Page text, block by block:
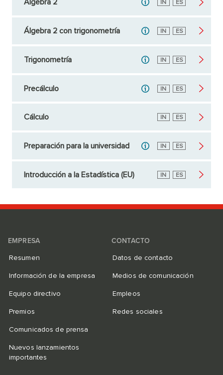
Álgebra 2 Inglés
IN Español
ES
Álgebra 2 con trigonometría Inglés
IN Español
ES
Trigonometría Inglés
IN Español
ES
Precálculo Inglés
IN Español
ES
Cálculo Inglés
IN Español
ES
Preparación para la universidad Inglés
IN Español
ES
Introducción a la Estadística (EU) Inglés
IN Español
ES
EMPRESA
Resumen
Información de la empresa
Equipo directivo
Premios
Comunicados de prensa
Nuevos lanzamientos
importantes
CONTACTO
Datos de contacto
Medios de comunicación
Empleos
Redes sociales